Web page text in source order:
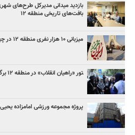
بازدید میدانی مدیرکل طرح‌های
بافت‌های تاریخی منطقه ۱۲
میزبانی ۱۰ هزار نفری منطقه ۱۲ در چهارمین سوگواره «محرم شهر»
‍تور «راهیان انقلاب» در منطقه ۱۲ برگزار شد
پروژه مجموعه ورزشی امامزاده